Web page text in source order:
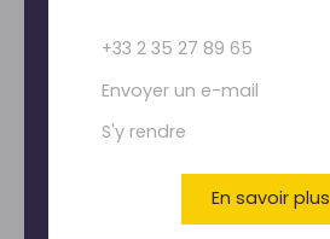
+33 2 35 27 89 65
Envoyer un e-mail
S'y rendre
En savoir plus